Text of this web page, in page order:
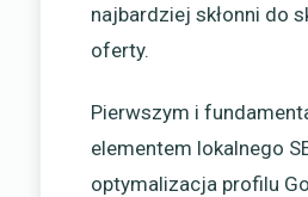
najbardziej skłonni do
oferty.
Pierwszym i
elementem lokalnego
optymalizacja profilu